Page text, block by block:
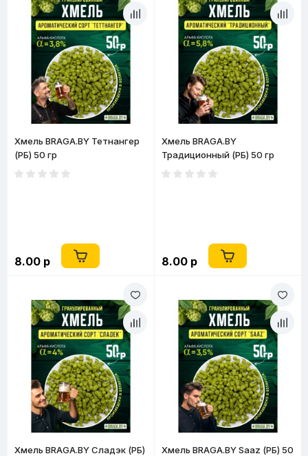
Хмель BRAGA.BY Тетнангер
(РБ) 50 гр
8.00 р
Хмель BRAGA.BY
Традиционный (РБ) 50 гр
8.00 р
Хмель BRAGA.BY Сладэк (РБ)
Хмель BRAGA.BY Saaz (РБ) 50